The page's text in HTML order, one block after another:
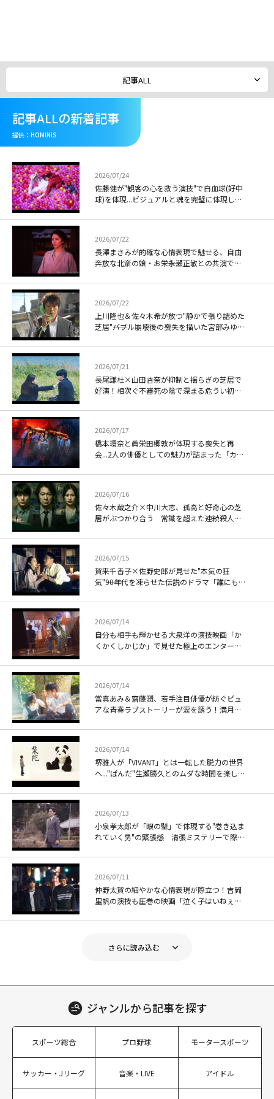
テ
ツ
記事ALL
記事ALLの新着記事
提供：HOMINIS
2026/07/24
佐藤健が"観客の心を救う演技"で白血球(好中
球)を体現...ビジュアルと魂を完璧に体現した
2026/07/22
長澤まさみが的確な心情表現で魅せる、自由
奔放な北斎の娘・お栄――永瀬正敏との共演で絵
2026/07/22
上川隆也＆佐々木希が放つ"静かで張り詰めた
芝居"――バブル崩壊後の喪失を描いた宮部みゆき
2026/07/21
長尾謙杜×山田杏奈が抑制と揺らぎの芝居で
好演！相次ぐ不審死の陰で深まる危うい初恋
2026/07/17
橋本環奈と眞栄田郷敦が体現する喪失と再
会...2人の俳優としての魅力が詰まった「カラ
2026/07/16
佐々木蔵之介×中川大志、孤高と好奇心の芝
居がぶつかり合う 常識を超えた連続殺人事
-特定事象捜査ファイル-」
2026/07/15
賀来千香子×佐野史郎が見せた"本気の狂
気"――90年代を凍らせた伝説のドラマ「誰にも言
2026/07/14
自分も相手も輝かせる大泉洋の演技――映画「か
くかくしかじか」で見せた極上のエンターテ
2026/07/14
當真あみ＆齋藤潤、若手注目俳優が紡ぐピュ
アな青春ラブストーリーが涙を誘う！満月に
ームーン 余命半年の恋」
2026/07/14
堺雅人が「VIVANT」とは一転した脱力の世界
へ..."ぱんだ"生瀬勝久とのムダな時間を楽しむ
2026/07/13
小泉孝太郎が「眼の壁」で体現する"巻き込ま
れていく男"の緊張感 清張ミステリーで際立
2026/07/11
仲野太賀の細やかな心情表現が際立つ！吉岡
里帆の演技も圧巻の映画「泣く子はいねぇ
さらに読み込む
ジャンルから記事を探す
スポーツ総合 プロ野球 モータースポーツ
サッカー・Jリーグ 音楽・LIVE アイドル